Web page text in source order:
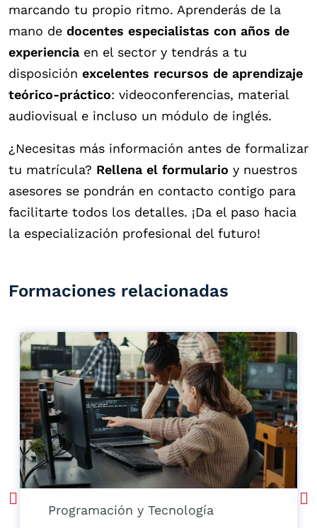
marcando tu propio ritmo. Aprenderás de la
mano de docentes especialistas con años de
experiencia en el sector y tendrás a tu
disposición excelentes recursos de aprendizaje
teórico-práctico: videoconferencias, material
audiovisual e incluso un módulo de inglés.
¿Necesitas más información antes de formalizar
tu matrícula? Rellena el formulario y nuestros
asesores se pondrán en contacto contigo para
facilitarte todos los detalles. ¡Da el paso hacia
la especialización profesional del futuro!
Formaciones relacionadas
Programación y Tecnología